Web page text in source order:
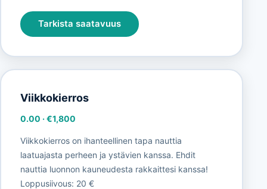
Tarkista saatavuus
Viikkokierros
0.00 ·€1,800
Viikkokierros on ihanteellinen tapa nauttia
laatuajasta perheen ja ystävien kanssa. Ehdit
nauttia luonnon kauneudesta rakkaittesi kanssa!
Loppusiivous: 20 €